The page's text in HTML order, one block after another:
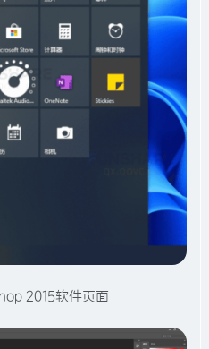
2015软件页面